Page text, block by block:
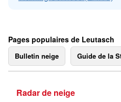
Pages populaires de Leutasch
Bulletin neige Guide de la
Radar de neige